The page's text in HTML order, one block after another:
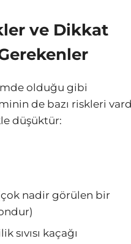
ve Dikkat
olduğu gibi
de bazı riskleri
düşüktür:
nadir görülen bir
sıvısı kaçağı